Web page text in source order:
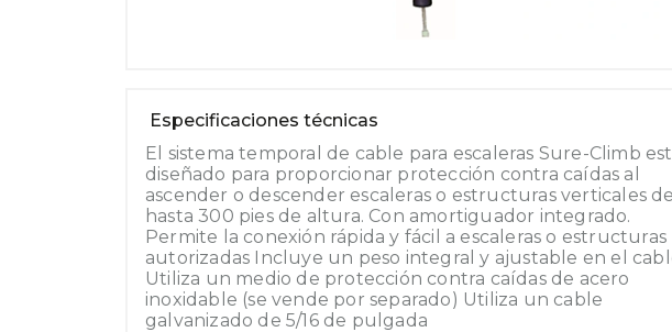
Especificaciones técnicas
El sistema temporal de cable para escaleras Sure-Climb
diseñado para proporcionar protección contra caídas al
ascender o descender escaleras o estructuras verticales de
hasta 300 pies de altura. Con amortiguador integrado.
Permite la conexión rápida y fácil a escaleras o estructuras
autorizadas Incluye un peso integral y ajustable en el
Utiliza un medio de protección contra caídas de acero
inoxidable (se vende por separado) Utiliza un cable
galvanizado de 5/16 de pulgada